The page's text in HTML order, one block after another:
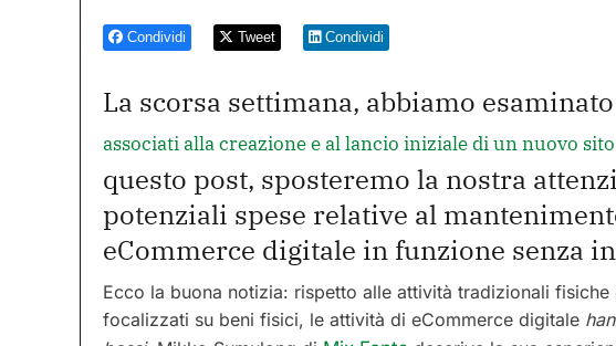
Condividi Tweet Condividi
La scorsa settimana, abbiamo
associati alla creazione e al lancio iniziale di un nuovo
questo post, sposteremo la nostra
potenziali spese relative al
eCommerce digitale in funzione senza
Ecco la buona notizia: rispetto alle attività tradizionali
focalizzati su beni fisici, le attività di eCommerce digitale